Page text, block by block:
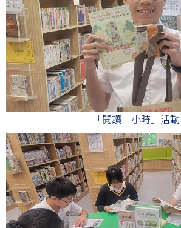
「閱讀一小時」活動